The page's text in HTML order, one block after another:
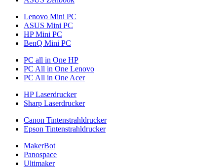
Lenovo Mini PC
ASUS Mini PC
HP Mini PC
BenQ Mini PC
PC all in One HP
PC All in One Lenovo
PC All in One Acer
HP Laserdrucker
Sharp Laserdrucker
Canon Tintenstrahldrucker
Epson Tintenstrahldrucker
MakerBot
Panospace
Ultimaker